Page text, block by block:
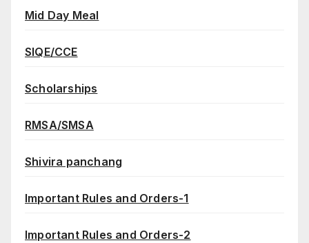
Mid Day Meal
SIQE/CCE
Scholarships
RMSA/SMSA
Shivira panchang
Important Rules and Orders-1
Important Rules and Orders-2